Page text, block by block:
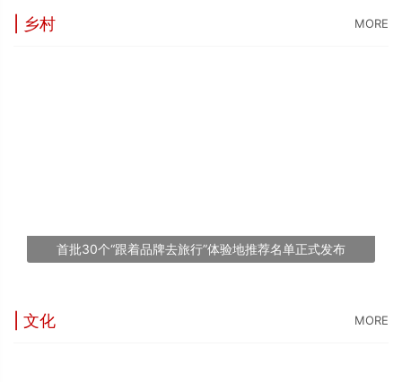
| 乡村 MORE
首批30个“跟着品牌去旅行”体验地推荐名单正式发布
| 文化 MORE